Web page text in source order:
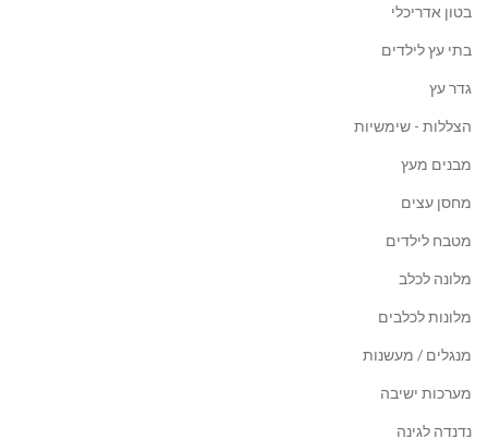
בטון אדריכלי
בתי עץ לילדים
גדר עץ
הצללות - שימשיות
מבנים מעץ
מחסן עצים
מטבח לילדים
מלונה לכלב
מלונות לכלבים
מנגלים / מעשנות
מערכות ישיבה
נדנדה לגינה